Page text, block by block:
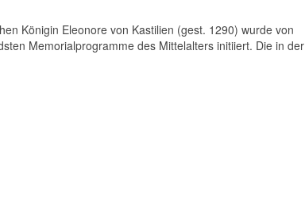
Königin Eleonore von Kastilien (gest. 1290) wurde von
Memorialprogramme des Mittelalters initiiert. Die in der